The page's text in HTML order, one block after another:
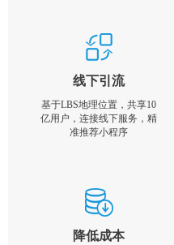
线下引流
基于LBS地理位置，共享10
亿用户，连接线下服务，精
准推荐小程序
降低成本